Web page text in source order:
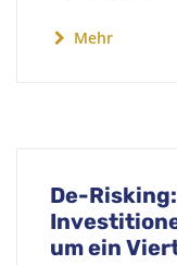
Mehr
De-
um ein